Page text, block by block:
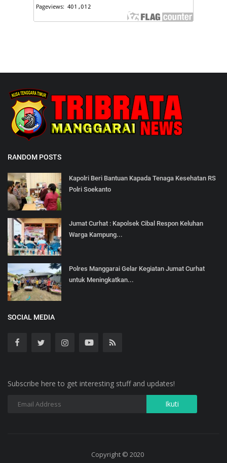
RANDOM POSTS
Kapolri Beri Bantuan Kapada Tenaga Kesehatan RS
Polri Soekanto
Jumat Curhat : Kapolsek Cibal Respon Keluhan
Warga Kampung...
Polres Manggarai Gelar Kegiatan Jumat Curhat
untuk Meningkatkan...
SOCIAL MEDIA
Subscribe here to get interesting stuff and updates!
Copyright © 2020